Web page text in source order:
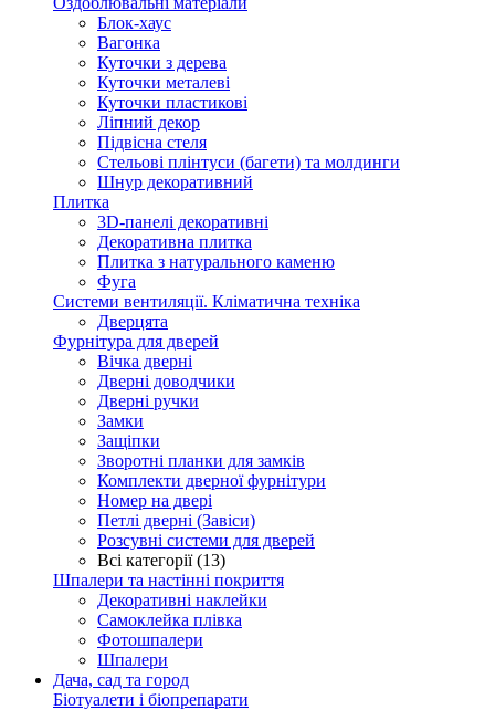
Блок-хаус
Вагонка
Куточки з дерева
Куточки металеві
Куточки пластикові
Ліпний декор
Підвісна стеля
Стельові плінтуси (багети) та молдинги
Шнур декоративний
Плитка
3D-панелі декоративні
Декоративна плитка
Плитка з натурального каменю
Фуга
Системи вентиляції. Кліматична техніка
Дверцята
Фурнітура для дверей
Вічка дверні
Дверні доводчики
Дверні ручки
Замки
Защіпки
Зворотні планки для замків
Комплекти дверної фурнітури
Номер на двері
Петлі дверні (Завіси)
Розсувні системи для дверей
Всі категорії (13)
Шпалери та настінні покриття
Декоративні наклейки
Самоклейка плівка
Фотошпалери
Шпалери
Дача, сад та город
Біотуалети і біопрепарати